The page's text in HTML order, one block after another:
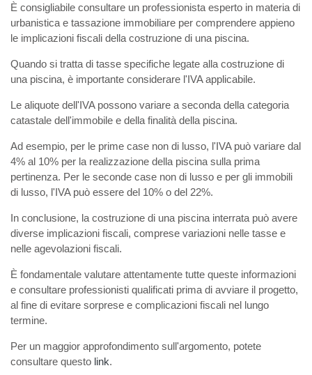
È consigliabile consultare un professionista esperto in materia di
urbanistica e tassazione immobiliare per comprendere appieno
le implicazioni fiscali della costruzione di una piscina.
Quando si tratta di tasse specifiche legate alla costruzione di
una piscina, è importante considerare l'IVA applicabile.
Le aliquote dell'IVA possono variare a seconda della categoria
catastale dell'immobile e della finalità della piscina.
Ad esempio, per le prime case non di lusso, l'IVA può variare dal
4% al 10% per la realizzazione della piscina sulla prima
pertinenza. Per le seconde case non di lusso e per gli immobili
di lusso, l'IVA può essere del 10% o del 22%.
In conclusione, la costruzione di una piscina interrata può avere
diverse implicazioni fiscali, comprese variazioni nelle tasse e
nelle agevolazioni fiscali.
È fondamentale valutare attentamente tutte queste informazioni
e consultare professionisti qualificati prima di avviare il progetto,
al fine di evitare sorprese e complicazioni fiscali nel lungo
termine.
Per un maggior approfondimento sull'argomento, potete
consultare questo link.